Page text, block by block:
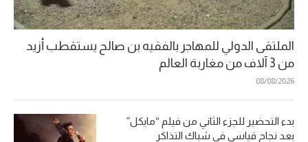
الملتقى الدولي للمهاجر بالفقيه بن صالح يستقطب أزيد
من 3 آلاف من مغاربة العالم
08/08/2026
بدء التحضير للجزء الثاني من فيلم “مايكل”
بعد نجاح قياسي في شباك التذاكر